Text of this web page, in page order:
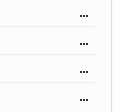
...
...
...
...